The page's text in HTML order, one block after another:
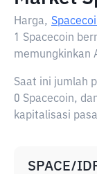
Harga,
1 Spacecoin
memungkinkan
Saat ini jumlah
0 Spacecoin,
kapitalisasi
SPACE/